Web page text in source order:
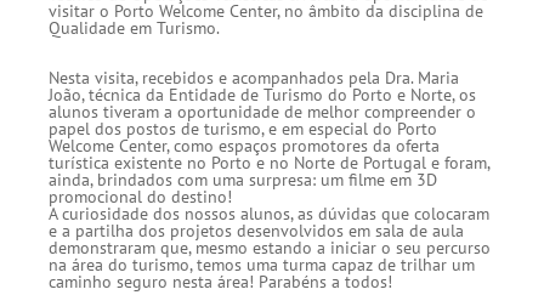
visitar o Porto Welcome Center, no âmbito da disciplina de
Qualidade em Turismo.
Nesta visita, recebidos e acompanhados pela Dra. Maria
João, técnica da Entidade de Turismo do Porto e Norte, os
alunos tiveram a oportunidade de melhor compreender o
papel dos postos de turismo, e em especial do Porto
Welcome Center, como espaços promotores da oferta
turística existente no Porto e no Norte de Portugal e foram,
ainda, brindados com uma surpresa: um filme em 3D
promocional do destino!
A curiosidade dos nossos alunos, as dúvidas que colocaram
e a partilha dos projetos desenvolvidos em sala de aula
demonstraram que, mesmo estando a iniciar o seu percurso
na área do turismo, temos uma turma capaz de trilhar um
caminho seguro nesta área! Parabéns a todos!